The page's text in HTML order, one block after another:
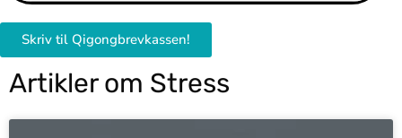
Skriv til Qigongbrevkassen!
Artikler om Stress